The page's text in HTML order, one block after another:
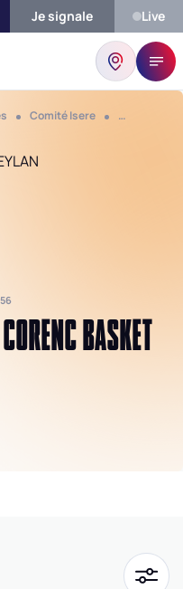
Je signale Live
Comité Isere Club La
BASKET